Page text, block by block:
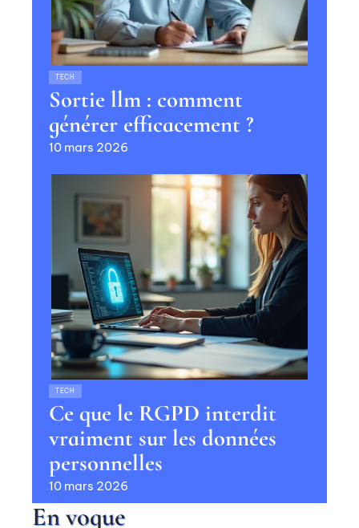
TECH
Sortie llm : comment
générer efficacement ?
10 mars 2026
TECH
Ce que le RGPD interdit
vraiment sur les données
personnelles
10 mars 2026
En vogue